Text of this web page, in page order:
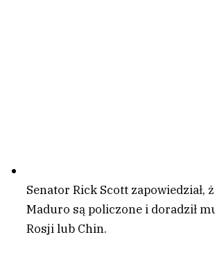
Senator Rick Scott zapowiedział,
Maduro są policzone i doradził
Rosji lub Chin.